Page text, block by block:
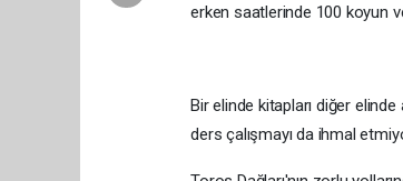
erken saatlerinde 100 koyun
Bir elinde kitapları diğer
ders çalışmayı da ihmal